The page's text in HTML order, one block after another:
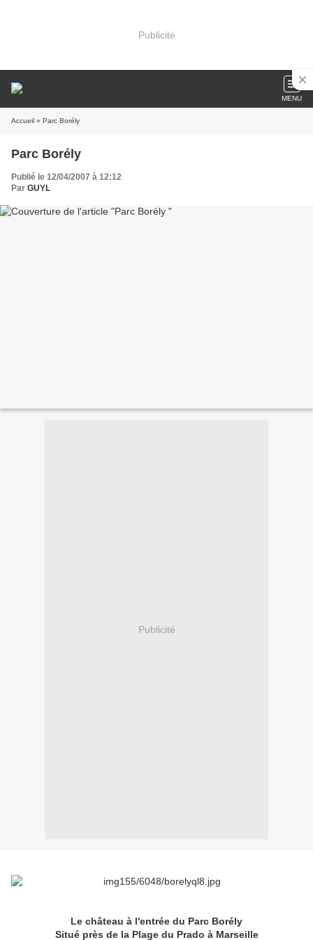
Publicité
MENU
Accueil » Parc Borély
Parc Borély
Publié le 12/04/2007 à 12:12
Par GUYL
Publicité
Le château à l'entrée du Parc Borély
Situé près de la Plage du Prado à Marseille